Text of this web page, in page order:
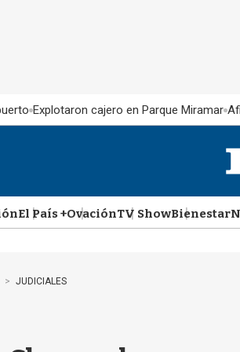
Explotaron cajero en Parque Miramar
El País +OvaciónTV ShowBienestar
JUDICIALES